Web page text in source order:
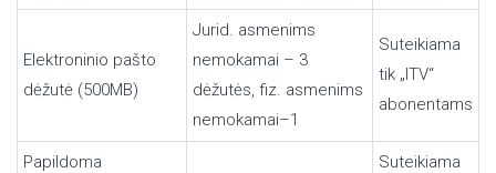
Elektroninio pašto
dėžutė (500MB)
Jurid. asmenims
nemokamai – 3
dėžutės, fiz. asmenims
nemokamai–1
Suteikiama
tik „ITV“
abonentams
Papildoma
Suteikiama